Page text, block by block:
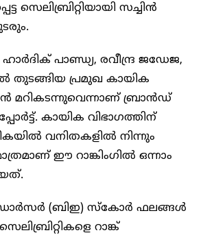
സെലിബ്രിറ്റിയായി സച്ചിൻ
പാണ്ഡ്യ, രവീന്ദ്ര ജഡേജ,
പ്രമുഖ കായിക
മറികടന്നുവെന്നാണ് ബ്രാൻഡ്
കായിക വിഭാഗത്തിന്
വനിതകളിൽ നിന്നും
ഈ റാങ്കിംഗിൽ ഒന്നാം
(ബിഇ) സ്‌കോർ ഫലങ്ങൾ
റാങ്ക്